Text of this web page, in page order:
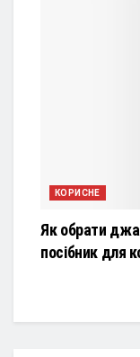
КОРИСНЕ
Як обрати
посібник для